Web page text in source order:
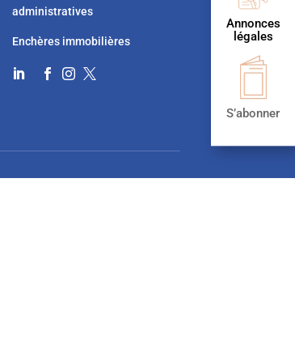
Annonces
légales
S’abonner
administratives
Enchères immobilières
   